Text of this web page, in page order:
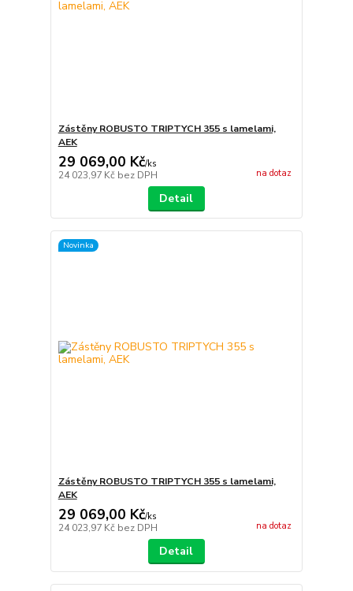
Zástěny ROBUSTO TRIPTYCH 355 s lamelami,
AEK
29 069,00 Kč/ks
24 023,97 Kč bez DPH na dotaz
Detail
Novinka
Zástěny ROBUSTO TRIPTYCH 355 s lamelami,
AEK
29 069,00 Kč/ks
24 023,97 Kč bez DPH na dotaz
Detail